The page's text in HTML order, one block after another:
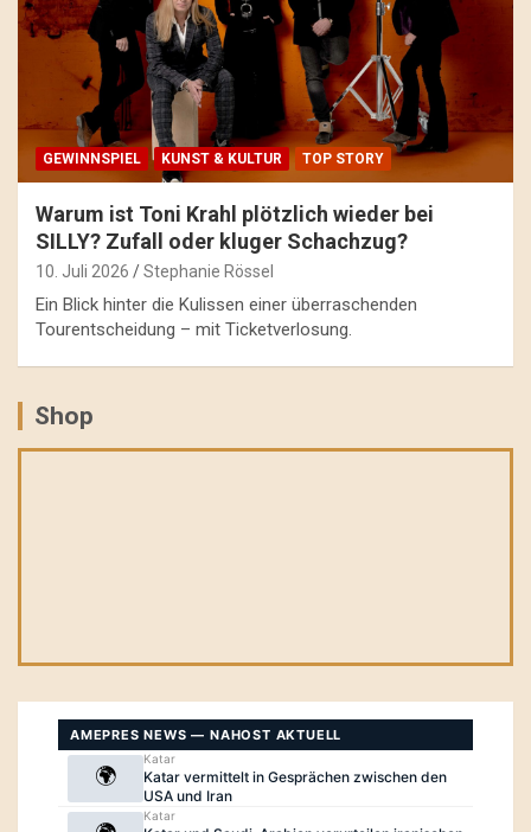
GEWINNSPIEL KUNST & KULTUR TOP STORY
Warum ist Toni Krahl plötzlich wieder bei
SILLY? Zufall oder kluger Schachzug?
10. Juli 2026 Stephanie Rössel
Ein Blick hinter die Kulissen einer überraschenden
Tourentscheidung – mit Ticketverlosung.
Shop